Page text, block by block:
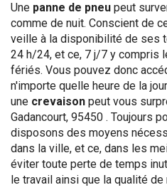
Une panne de pneu peut
comme de nuit. Conscient de
veille à la disponibilité de ses
24 h/24, et ce, 7 j/7 y compris
fériés. Vous pouvez donc
n'importe quelle heure de la
une crevaison peut vous
Gadancourt, 95450 . Toujours
disposons des moyens
dans la ville, et ce, dans les
éviter toute perte de temps
le travail ainsi que la qualité